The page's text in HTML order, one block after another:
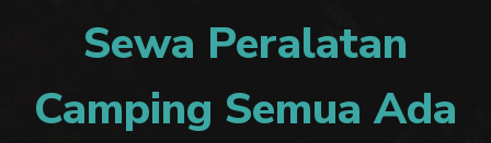
Sewa Peralatan
Camping Semua Ada